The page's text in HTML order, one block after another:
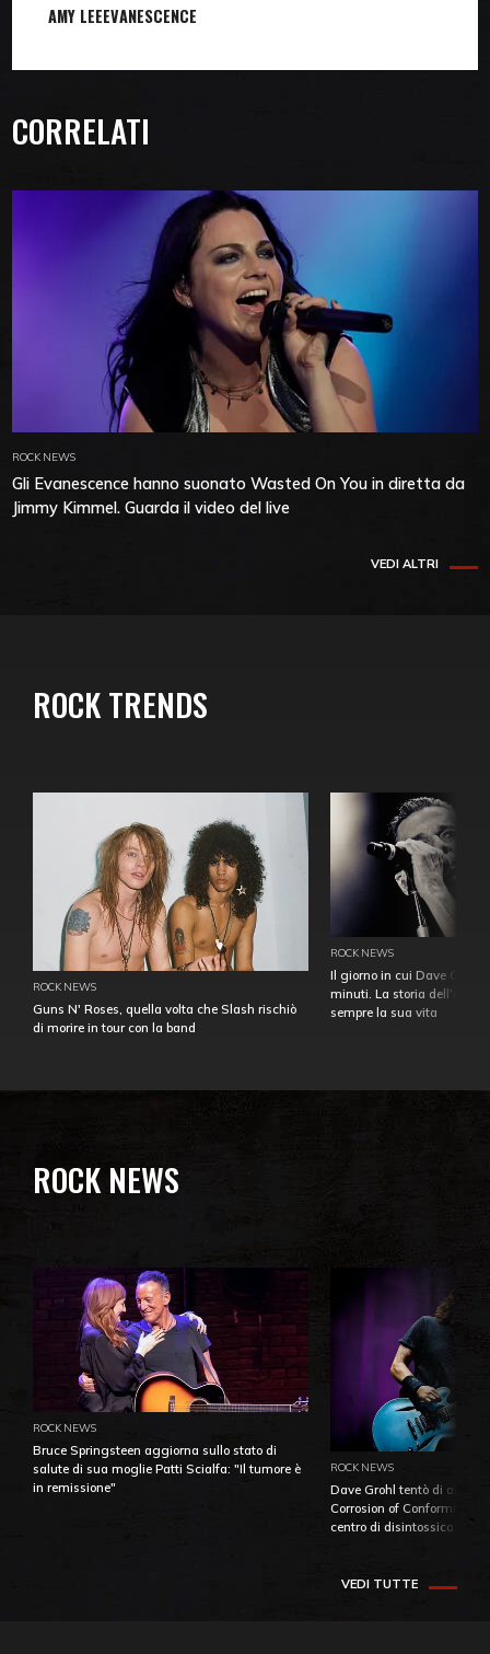
AMY LEEEVANESCENCE
CORRELATI
ROCK NEWS
Gli Evanescence hanno suonato Wasted On You in diretta da
Jimmy Kimmel. Guarda il video del live
VEDI ALTRI
ROCK TRENDS
ROCK NEWS
Guns N' Roses, quella volta che Slash rischiò
di morire in tour con la band
ROCK NEWS
Il giorno in cui Dave
minuti. La storia
sempre la sua vita
ROCK NEWS
ROCK NEWS
Bruce Springsteen aggiorna sullo stato di
salute di sua moglie Patti Scialfa: "Il tumore è
in remissione"
ROCK NEWS
Dave Grohl tentò di
Corrosion of Conformity
centro di
VEDI TUTTE